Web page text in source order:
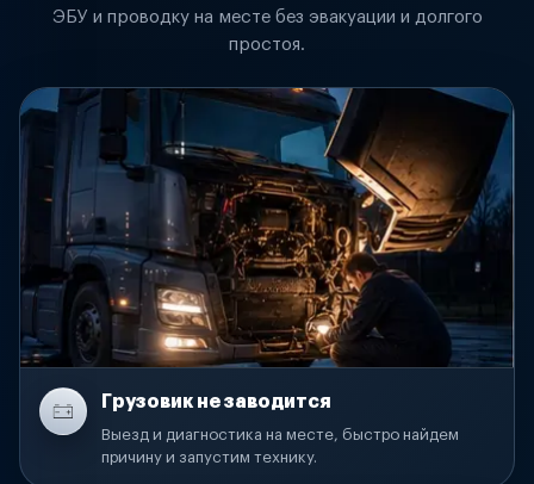
ЭБУ и проводку на месте без эвакуации и долгого
простоя.
Грузовик не заводится
Выезд и диагностика на месте, быстро найдем
причину и запустим технику.